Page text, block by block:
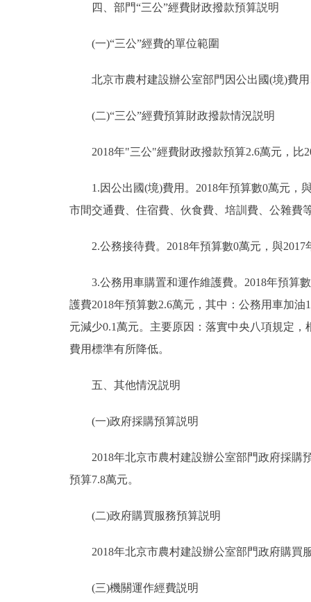
綠色北京
ENGLISH
DEUTSCH
四、部門“三公”經費財政撥款預算説明
(一)“三公”經費的單位範圍
北京市農村建設辦公室部門因公出國(境)費用
(二)“三公”經費預算財政撥款情況説明
2018年"三公"經費財政撥款預算2.6萬元，比
1.因公出國(境)費用。2018年預算數0萬元，與
市間交通費、住宿費、伙食費、培訓費、公雜費
2.公務接待費。2018年預算數0萬元，與2017
3.公務用車購置和運作維護費。2018年預算數
護費2018年預算數2.6萬元，其中：公務用車加
元減少0.1萬元。主要原因：落實中央八項規定
費用標準有所降低。
五、其他情況説明
(一)政府採購預算説明
2018年北京市農村建設辦公室部門政府採購預
預算7.8萬元。
(二)政府購買服務預算説明
2018年北京市農村建設辦公室部門政府購買
(三)機關運作經費説明